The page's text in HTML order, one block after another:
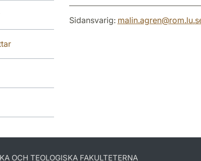
Sidansvarig: malin.agren@rom.lu.
OCH TEOLOGISKA FAKULTETERNA